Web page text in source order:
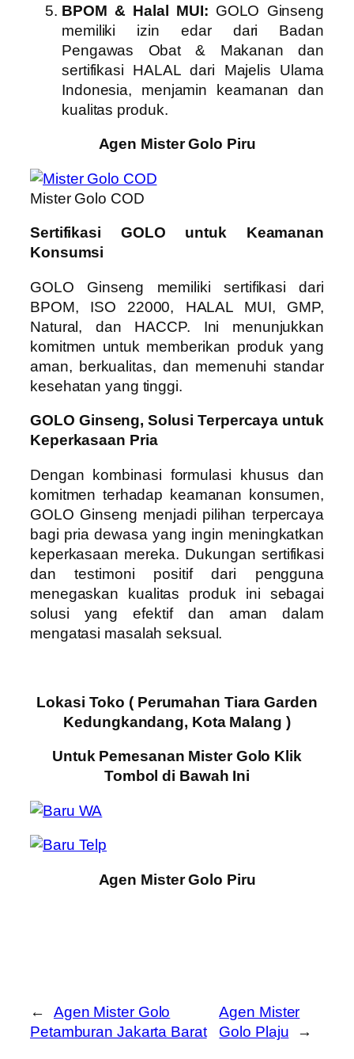
BPOM & Halal MUI: GOLO Ginseng
memiliki izin edar dari Badan
Pengawas Obat & Makanan dan
sertifikasi HALAL dari Majelis Ulama
Indonesia, menjamin keamanan dan
kualitas produk.
Agen Mister Golo Piru
Mister Golo COD
Sertifikasi GOLO untuk Keamanan
Konsumsi
GOLO Ginseng memiliki sertifikasi dari
BPOM, ISO 22000, HALAL MUI, GMP,
Natural, dan HACCP. Ini menunjukkan
komitmen untuk memberikan produk yang
aman, berkualitas, dan memenuhi standar
kesehatan yang tinggi.
GOLO Ginseng, Solusi Terpercaya untuk
Keperkasaan Pria
Dengan kombinasi formulasi khusus dan
komitmen terhadap keamanan konsumen,
GOLO Ginseng menjadi pilihan terpercaya
bagi pria dewasa yang ingin meningkatkan
keperkasaan mereka. Dukungan sertifikasi
dan testimoni positif dari pengguna
menegaskan kualitas produk ini sebagai
solusi yang efektif dan aman dalam
mengatasi masalah seksual.
Lokasi Toko ( Perumahan Tiara Garden
Kedungkandang, Kota Malang )
Untuk Pemesanan Mister Golo Klik
Tombol di Bawah Ini
Agen Mister Golo Piru
←
Agen Mister Golo
Petamburan Jakarta Barat
Agen Mister
Golo Plaju
→